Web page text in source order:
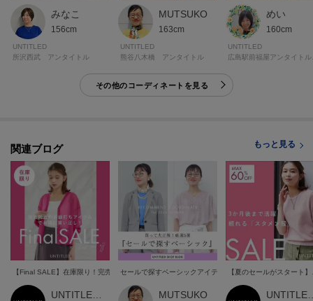
みなこ
156cm
UNTITLED
所沢西武 アンタイトル
MUTSUKO
163cm
UNTITLED
熊谷八木橋 アンタイトル
めい
160cm
UNTITLED
広
その他のコーディネートを見る
関連ブログ もっと見る
【Final SALE】在庫限り！完売間近のお値打ちアイテム
セールで探すベーシックアイテム5選
MUTSUKO
【夏のセールがスタート